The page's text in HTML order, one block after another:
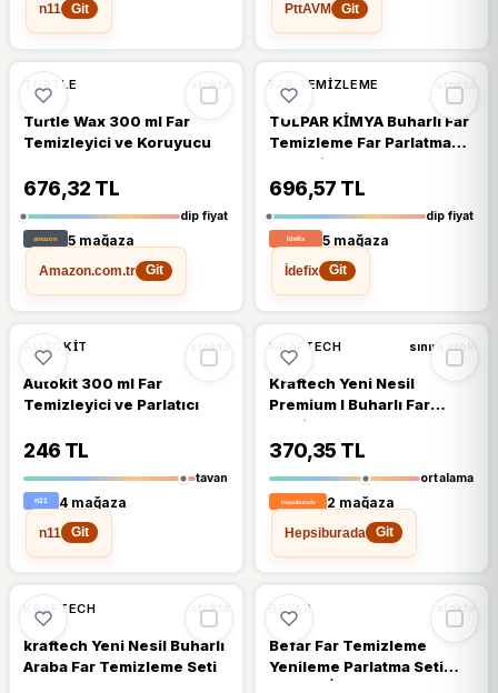
n11
Git
PttAVM
Git
%38 %38 DÜŞTÜ
TURTLE stokta
Turtle Wax 300 ml Far
Temizleyici ve Koruyucu
676,32 TL
dip fiyat
5 mağaza
Amazon.com.tr
Git
%23 %23 DÜŞTÜ
FAR TEMIZLEME stokta
TULPAR KİMYA Buharlı Far
Temizleme Far Parlatma
Avantajlı Set Paket
(HEADLİGHT CLEANER KIT)
696,57 TL
dip fiyat
5 mağaza
İdefix
Git
%34 DÜŞTÜ
AUTOKIT stokta
Autokit 300 ml Far
Temizleyici ve Parlatıcı
246 TL
tavan
4 mağaza
n11
Git
KRAFTECH sınırlı stok
Kraftech Yeni Nesil
Premium I Buharlı Far
Temizleme Sıvısı Ve
Parlatma Solüsyonu I
Kloroform Uyumlu 2 X
370,35 TL
ortalama
2 mağaza
Hepsiburada
Git
%16
KRAFTECH stokta
kraftech Yeni Nesil Buharlı
Araba Far Temizleme Seti
%16
BEFAR stokta
Befar Far Temizleme
Yenileme Parlatma Seti